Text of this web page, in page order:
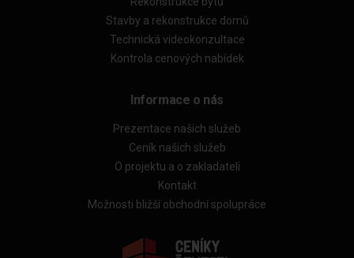
Stavby a rekonstrukce domů
Technická videokonzultace
Kontrola cenových nabídek
Informace o nás
Prezentace našich služeb
Ceník našich služeb
O projektu a o zakladateli
Kontakt
Možnosti bližší obchodní spolupráce